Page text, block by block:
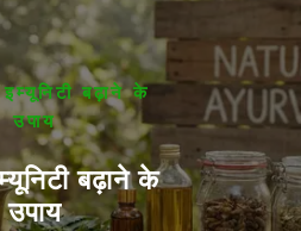
इम्यूनिटी बढ़ाने के
उपाय
बढ़ाने के
उपाय